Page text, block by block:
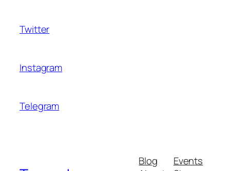
Twitter
Instagram
Telegram
Blog
Events